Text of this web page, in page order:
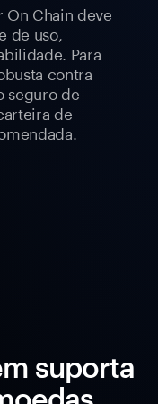
Chain deve
de uso,
Para
contra
seguro de
de
suporta